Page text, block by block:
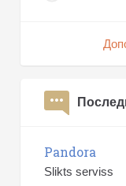
Pandora
Slikts serviss